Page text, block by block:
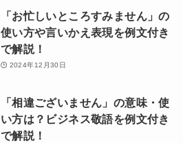
「お忙しいところすみません」の
使い方や言いかえ表現を例文付き
で解説！
2024年12月30日
「相違ございません」の意味・使
い方は？ビジネス敬語を例文付き
で解説！